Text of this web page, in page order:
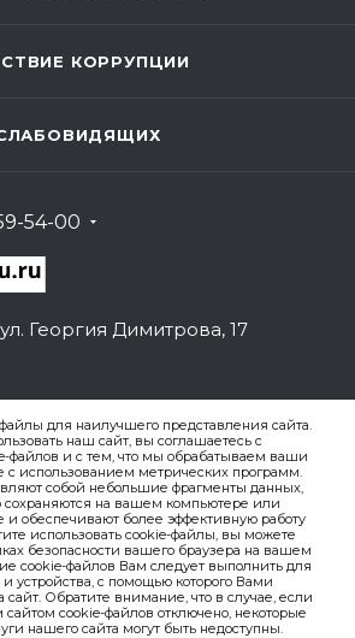
для наилучшего представления сайта.
наш сайт, вы соглашаетесь с
файлов и с тем, что мы обрабатываем ваши
с использованием метрических программ.
собой небольшие фрагменты данных,
сохраняются на вашем компьютере или
и обеспечивают более эффективную работу
использовать cookie-файлы, вы можете
безопасности вашего браузера на вашем
cookie-файлов Вам следует выполнить для
и устройства, с помощью которого Вами
сайт. Обратите внимание, что в случае, если
cookie-файлов отключено, некоторые
нашего сайта могут быть недоступны.
КОРРУПЦИИ
54-00
Георгия Димитрова, 17
СО «Гимназия № 1 (Базовая школа